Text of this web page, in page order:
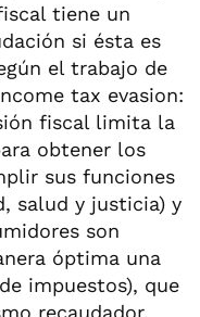
tiene un
si ésta es
el trabajo de
tax evasion:
fiscal limita la
obtener los
sus funciones
salud y justicia) y
son
óptima una
impuestos), que
recaudador.